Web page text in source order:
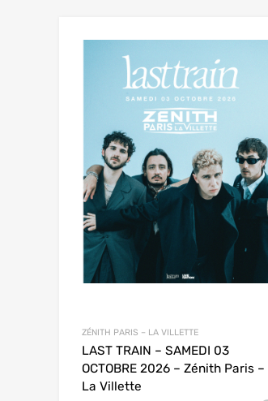
ZÉNITH PARIS – LA VILLETTE
LAST TRAIN – SAMEDI 03
OCTOBRE 2026 – Zénith Paris –
La Villette